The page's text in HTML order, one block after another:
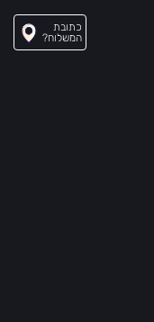
כתובת
?המשלוח